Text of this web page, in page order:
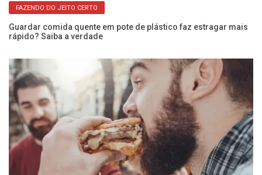
FAZENDO DO JEITO CERTO
Guardar comida quente em pote de plástico faz estragar mais
rápido? Saiba a verdade